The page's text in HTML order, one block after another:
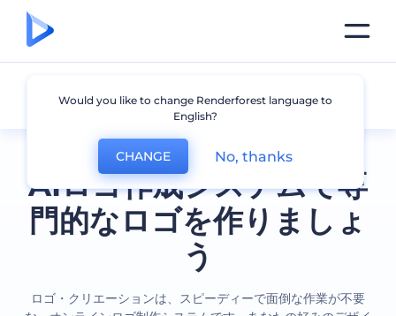
AIロゴ作成システムで専
門的なロゴを作りましょ
う
ロゴ・クリエーションは、スピーディーで面倒な作業が不要
全てのロゴ
Would you like to change Renderforest language to
English?
CHANGE No, thanks